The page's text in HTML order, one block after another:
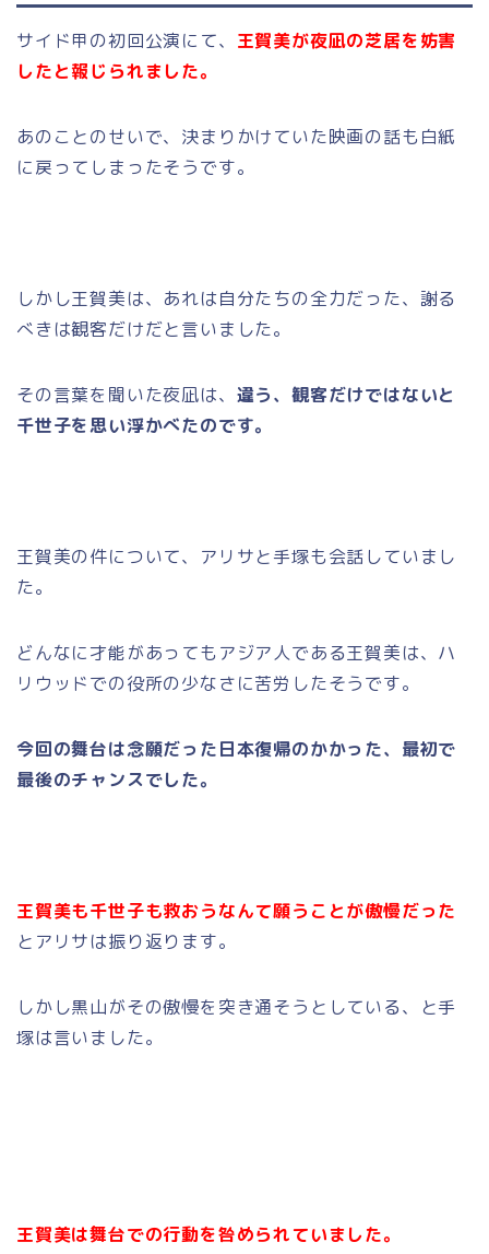
サイド甲の初回公演にて、 王賀美が夜凪の芝居を妨害
したと報じられました。
あのことのせいで、決まりかけていた映画の話も白紙
に戻ってしまったそうです。
しかし王賀美は、あれは自分たちの全力だった、謝る
べきは観客だけだと言いました。
その言葉を聞いた夜凪は、 違う、観客だけではないと
千世子を思い浮かべたのです。
王賀美の件について、アリサと手塚も会話していまし
た。
どんなに才能があってもアジア人である王賀美は、ハ
リウッドでの役所の少なさに苦労したそうです。
今回の舞台は念願だった日本復帰のかかった、最初で
最後のチャンスでした。
王賀美も千世子も救おうなんて願うことが傲慢だった
とアリサは振り返ります。
しかし黒山がその傲慢を突き通そうとしている、と手
塚は言いました。
王賀美は舞台での行動を咎められていました。